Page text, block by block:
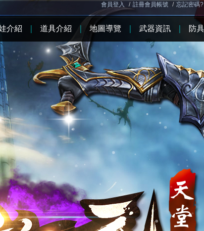
會員登入 / 註冊會員帳號 / 忘記密碼?